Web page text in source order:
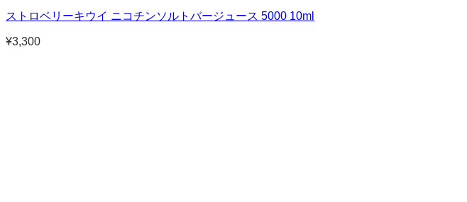
ストロベリーキウイ ニコチンソルトバージュース 5000 10ml
¥3,300